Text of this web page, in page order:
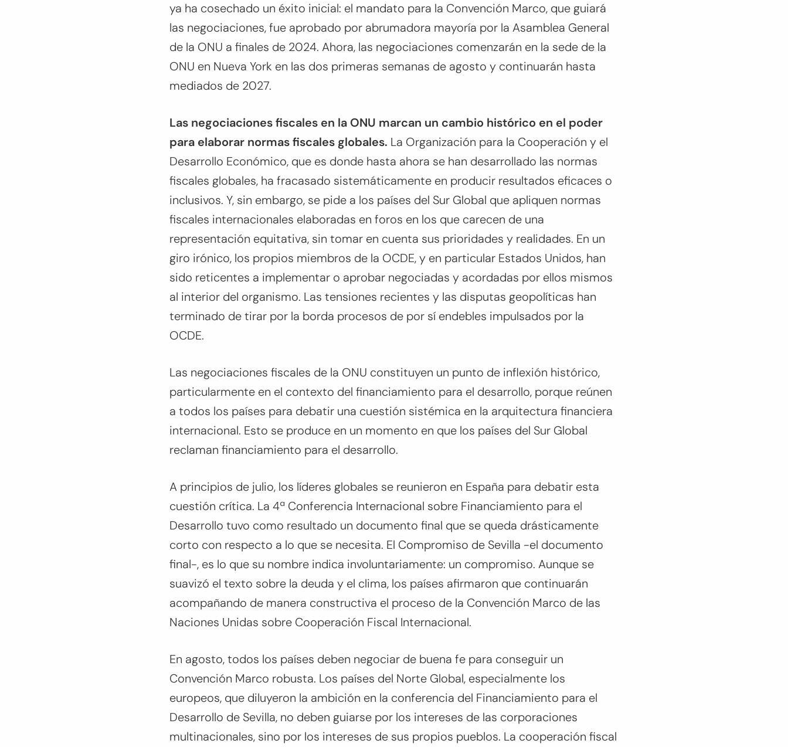
ya ha cosechado un éxito inicial: el mandato para la Convención Marco, que guiará
las negociaciones, fue aprobado por abrumadora mayoría por la Asamblea General
de la ONU a finales de 2024. Ahora, las negociaciones comenzarán en la sede de la
ONU en Nueva York en las dos primeras semanas de agosto y continuarán hasta
mediados de 2027.
Las negociaciones fiscales en la ONU marcan un cambio histórico en el poder
para elaborar normas fiscales globales. La Organización para la Cooperación y el
Desarrollo Económico, que es donde hasta ahora se han desarrollado las normas
fiscales globales, ha fracasado sistemáticamente en producir resultados eficaces o
inclusivos. Y, sin embargo, se pide a los países del Sur Global que apliquen normas
fiscales internacionales elaboradas en foros en los que carecen de una
representación equitativa, sin tomar en cuenta sus prioridades y realidades. En un
giro irónico, los propios miembros de la OCDE, y en particular Estados Unidos, han
sido reticentes a implementar o aprobar negociadas y acordadas por ellos mismos
al interior del organismo. Las tensiones recientes y las disputas geopolíticas han
terminado de tirar por la borda procesos de por sí endebles impulsados por la
OCDE.
Las negociaciones fiscales de la ONU constituyen un punto de inflexión histórico,
particularmente en el contexto del financiamiento para el desarrollo, porque reúnen
a todos los países para debatir una cuestión sistémica en la arquitectura financiera
internacional. Esto se produce en un momento en que los países del Sur Global
reclaman financiamiento para el desarrollo.
A principios de julio, los líderes globales se reunieron en España para debatir esta
cuestión crítica. La 4ª Conferencia Internacional sobre Financiamiento para el
Desarrollo tuvo como resultado un documento final que se queda drásticamente
corto con respecto a lo que se necesita. El Compromiso de Sevilla -el documento
final-, es lo que su nombre indica involuntariamente: un compromiso. Aunque se
suavizó el texto sobre la deuda y el clima, los países afirmaron que continuarán
acompañando de manera constructiva el proceso de la Convención Marco de las
Naciones Unidas sobre Cooperación Fiscal Internacional.
En agosto, todos los países deben negociar de buena fe para conseguir un
Convención Marco robusta. Los países del Norte Global, especialmente los
europeos, que diluyeron la ambición en la conferencia del Financiamiento para el
Desarrollo de Sevilla, no deben guiarse por los intereses de las corporaciones
multinacionales, sino por los intereses de sus propios pueblos. La cooperación fiscal